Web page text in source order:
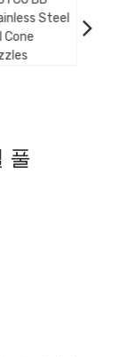
풀